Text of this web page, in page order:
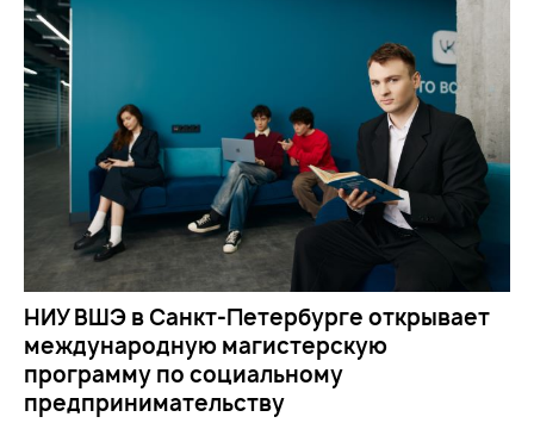
НИУ ВШЭ в Санкт-Петербурге открывает
международную магистерскую
программу по социальному
предпринимательству